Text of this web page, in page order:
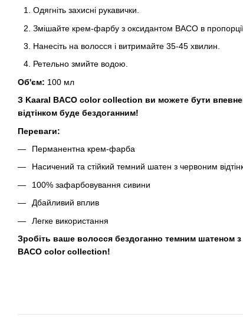
Одягніть захисні рукавички.
Змішайте крем-фарбу з оксидантом BACO в
Нанесіть на волосся і витримайте 35-45 хвилин.
Ретельно змийте водою.
Об'єм: 100 мл
З Kaaral BACO color collection ви можете бути
відтінком буде бездоганним!
Переваги:
Перманентна крем-фарба
Насичений та стійкий темний шатен з червоним
100% зафарбовування сивини
Дбайливий вплив
Легке використання
Зробіть ваше волосся бездоганно темним шатеном з
BACO color collection!